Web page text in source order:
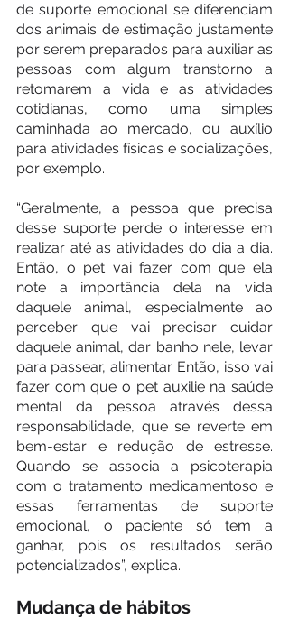
de suporte emocional se diferenciam
dos animais de estimação justamente
por serem preparados para auxiliar as
pessoas com algum transtorno a
retomarem a vida e as atividades
cotidianas, como uma simples
caminhada ao mercado, ou auxílio
para atividades físicas e socializações,
por exemplo.
“Geralmente, a pessoa que precisa
desse suporte perde o interesse em
realizar até as atividades do dia a dia.
Então, o pet vai fazer com que ela
note a importância dela na vida
daquele animal, especialmente ao
perceber que vai precisar cuidar
daquele animal, dar banho nele, levar
para passear, alimentar. Então, isso vai
fazer com que o pet auxilie na saúde
mental da pessoa através dessa
responsabilidade, que se reverte em
bem-estar e redução de estresse.
Quando se associa a psicoterapia
com o tratamento medicamentoso e
essas ferramentas de suporte
emocional, o paciente só tem a
ganhar, pois os resultados serão
potencializados”, explica.
Mudança de hábitos